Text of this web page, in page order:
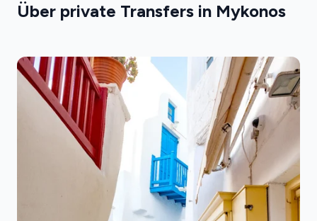
Über private Transfers in Mykonos